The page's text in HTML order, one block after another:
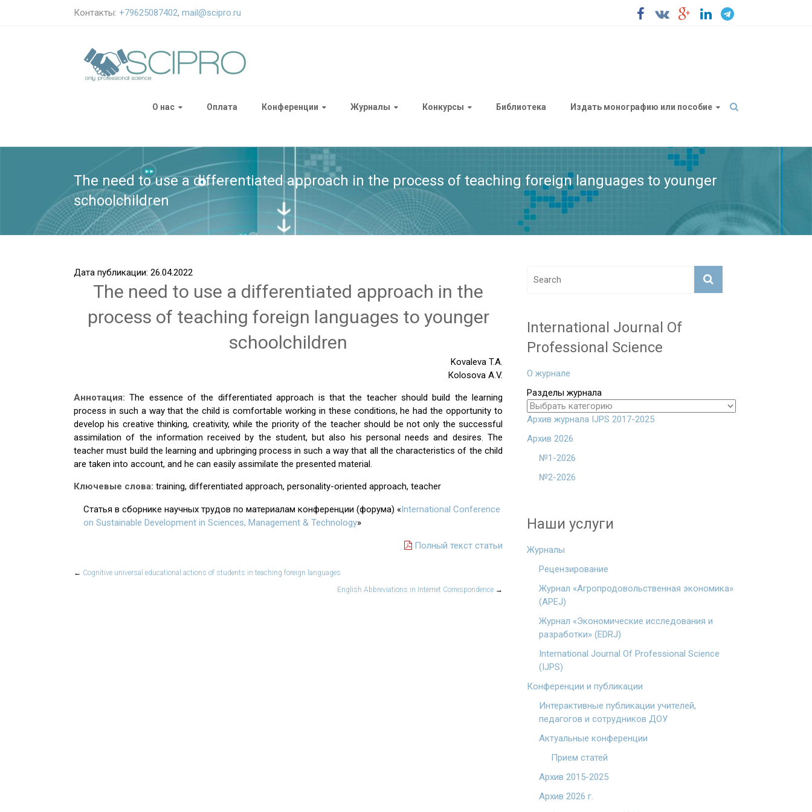
Контакты: +79625087402, mail@scipro.ru
О нас Оплата Конференции Журналы Конкурсы Библиотека Издать монографию или пособие
The need to use a differentiated approach in the process of teaching foreign languages to younger
schoolchildren
Дата публикации: 26.04.2022
The need to use a differentiated approach in the
process of teaching foreign languages to younger
schoolchildren
Kovaleva T.A.
Коlosova A.V.
Аннотация:The essence of the differentiated approach is that the teacher should build the learning
process in such a way that the child is comfortable working in these conditions, he had the opportunity to
develop his creative thinking, creativity, while the priority of the teacher should be not only the successful
assimilation of the information received by the student, but also his personal needs and desires. The
teacher must build the learning and upbringing process in such a way that all the characteristics of the child
are taken into account, and he can easily assimilate the presented material.
Ключевые слова: training, differentiated approach, personality-oriented approach, teacher
Статья в сборнике научных трудов по материалам конференции (форума) «International Conference
on Sustainable Development in Sciences, Management & Technology»
Полный текст статьи
← Cognitive universal educational actions of students in teaching foreign languages
English Abbreviations in Internet Correspondence →
International Journal Of
Professional Science
О журнале
Разделы журнала
Архив журнала IJPS 2017-2025
Архив 2026
№1-2026
№2-2026
Наши услуги
Журналы
Рецензирование
Журнал «Агропродовольственная экономика»
(APEJ)
Журнал «Экономические исследования и
разработки» (EDRJ)
International Journal Of Professional Science
(IJPS)
Конференции и публикации
Интерактивные публикации учителей,
педагогов и сотрудников ДОУ
Актуальные конференции
Прием статей
Архив 2015-2025
Архив 2026 г.